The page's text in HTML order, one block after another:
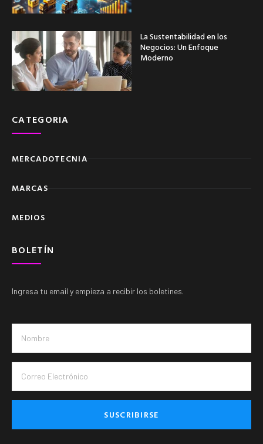
La Sustentabilidad en los
Negocios: Un Enfoque
Moderno
CATEGORIA
MERCADOTECNIA
MARCAS
MEDIOS
BOLETÍN
Ingresa tu email y empieza a recibir los boletines.
SUSCRIBIRSE